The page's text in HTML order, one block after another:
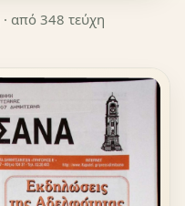
· από 348 τεύχη